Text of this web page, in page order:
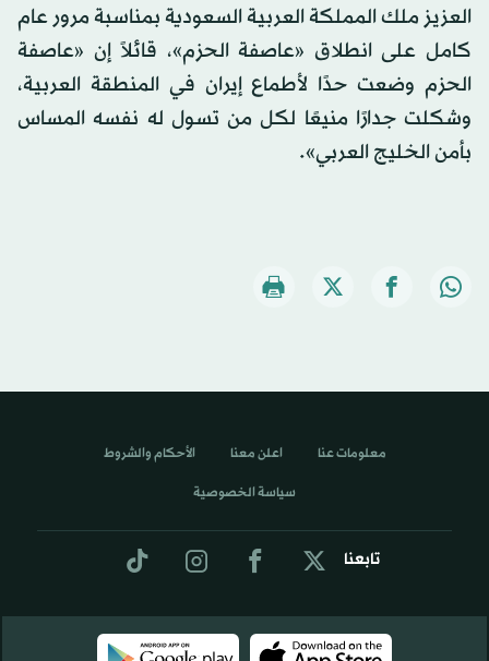
العزيز ملك المملكة العربية السعودية بمناسبة مرور عام
كامل على انطلاق «عاصفة الحزم»، قائلاً إن «عاصفة
الحزم وضعت حدًا لأطماع إيران في المنطقة العربية،
وشكلت جدارًا منيعًا لكل من تسول له نفسه المساس
بأمن الخليج العربي».
تابعنا
معلومات عنا اعلن معنا الأحكام والشروط
سياسة الخصوصية